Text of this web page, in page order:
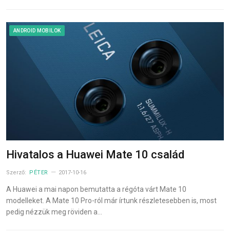
ANDROID MOBILOK
Hivatalos a Huawei Mate 10 család
Szerző: PÉTER 2017-10-16
A Huawei a mai napon bemutatta a régóta várt Mate 10
modelleket. A Mate 10 Pro-ról már írtunk részletesebben is, most
pedig nézzük meg röviden a…